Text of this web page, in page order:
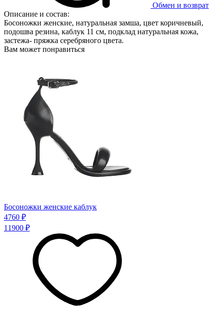
Обмен и возврат
Описание и состав:
Босоножки женские, натуральная замша, цвет коричневый,
подошва резина, каблук 11 см, подклад натуральная кожа,
застежа- пряжка серебряного цвета.
Вам может понравиться
Босоножки женские каблук
4760 ₽
11900 ₽